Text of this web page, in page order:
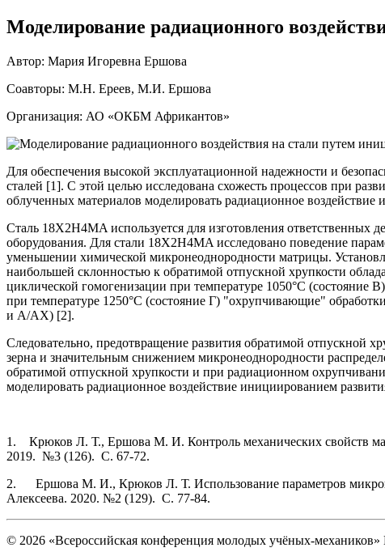
Моделирование радиационного
Автор: Мария Игоревна Ершова
Соавторы: М.Н. Ереев, М.И. Ершова
Организация: АО «ОКБМ Африкантов»
Для обеспечения высокой эксплуатационной надежности и
сталей [1]. С этой целью исследована схожесть процессов при
облученных материалов моделировать радиационное
Сталь 18X2H4MA используется для изготовления
оборудования. Для стали 18X2H4MA исследовано поведение
уменьшении химической микронеоднородности матрицы.
наибольшей склонностью к обратимой отпускной хрупкости
циклической гомогенизации при температуре 1050°C (состояние
при температуре 1250°C (состояние Г) "охрупчивающие"
и A/AX) [2].
Следовательно, предотвращение развития обратимой отпускной
зерна и значительным снижением микронеоднородности
обратимой отпускной хрупкости и при радиационном
моделировать радиационное воздействие инициированием
1. Крюков Л. Т., Ершова М. И. Контроль механических свойств
2019. №3 (126). С. 67-72.
2. Ершова М. И., Крюков Л. Т. Использование параметров
Алексеева. 2020. №2 (129). С. 77-84.
© 2026 «Всероссийская конференция молодых учёных-